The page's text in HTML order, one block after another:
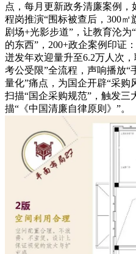
点，每月更新政务清廉案例，
程岗推演“围标被查后，300㎡
剧场+光影步道”，让教育沦为
的东西”，200+政企案例印证
迸发年欢迎量升至6.2万人次
考公受限”全流程，声响播放“
量化”痛点，为国企开辟“采购
扫描“国企采购规范”，触发
描“《中国清廉自律原则》”。